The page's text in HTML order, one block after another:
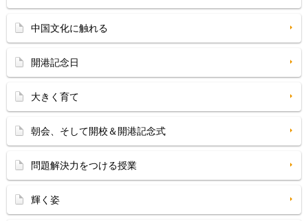
中国文化に触れる
開港記念日
大きく育て
朝会、そして開校＆開港記念式
問題解決力をつける授業
輝く姿